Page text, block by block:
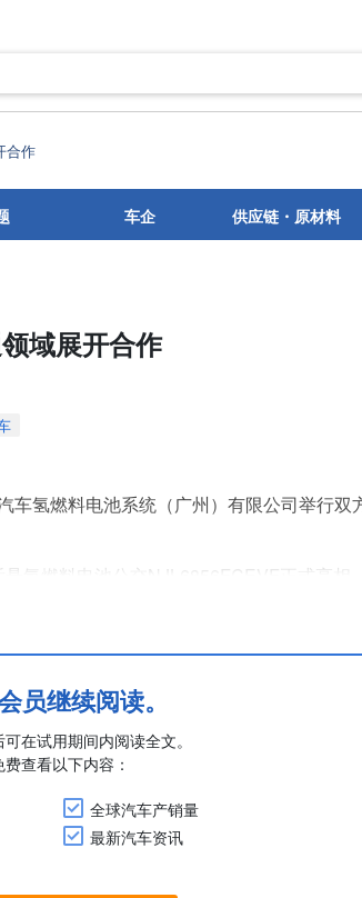
合作
车企 供应链・原材料
域展开合作
车氢燃料电池系统（广州）有限公司举行双
氢燃料电池公交NJL6856FCEVF正式亮相
员继续阅读。
在试用期间内阅读全文。
查看以下内容：
全球汽车产销量
最新汽车资讯